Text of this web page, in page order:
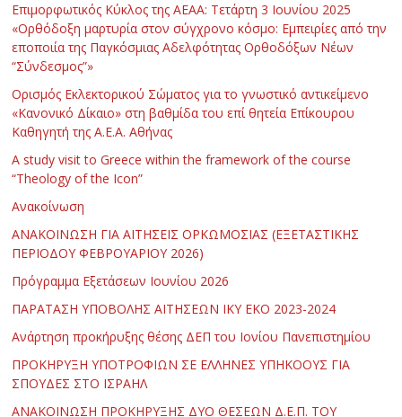
Επιμορφωτικός Κύκλος της ΑΕΑΑ: Τετάρτη 3 Ιουνίου 2025
«Ορθόδοξη μαρτυρία στον σύγχρονο κόσμο: Εμπειρίες από την
εποποιία της Παγκόσμιας Αδελφότητας Ορθοδόξων Νέων
“Σύνδεσμος”»
Ορισμός Εκλεκτορικού Σώματος για το γνωστικό αντικείμενο
«Κανονικό Δίκαιο» στη βαθμίδα του επί θητεία Επίκουρου
Καθηγητή της Α.Ε.Α. Αθήνας
Α study visit to Greece within the framework of the course
“Theology of the Icon”
Ανακοίνωση
ΑΝΑΚΟΙΝΩΣΗ ΓΙΑ ΑΙΤΗΣΕΙΣ ΟΡΚΩΜΟΣΙΑΣ (ΕΞΕΤΑΣΤΙΚΗΣ
ΠΕΡΙΟΔΟΥ ΦΕΒΡΟΥΑΡΙΟΥ 2026)
Πρόγραμμα Εξετάσεων Ιουνίου 2026
ΠΑΡΑΤΑΣΗ ΥΠΟΒΟΛΗΣ ΑΙΤΗΣΕΩΝ ΙΚΥ ΕΚΟ 2023-2024
Ανάρτηση προκήρυξης θέσης ΔΕΠ του Ιονίου Πανεπιστημίου
ΠΡΟΚΗΡΥΞΗ ΥΠΟΤΡΟΦΙΩΝ ΣΕ ΕΛΛΗΝΕΣ ΥΠΗΚΟΟΥΣ ΓΙΑ
ΣΠΟΥΔΕΣ ΣΤΟ ΙΣΡΑΗΛ
ΑΝΑΚΟΙΝΩΣΗ ΠΡΟΚΗΡΥΞΗΣ ΔΥΟ ΘΕΣΕΩΝ Δ.Ε.Π. ΤΟΥ